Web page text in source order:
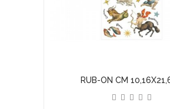
RUB-ON CM